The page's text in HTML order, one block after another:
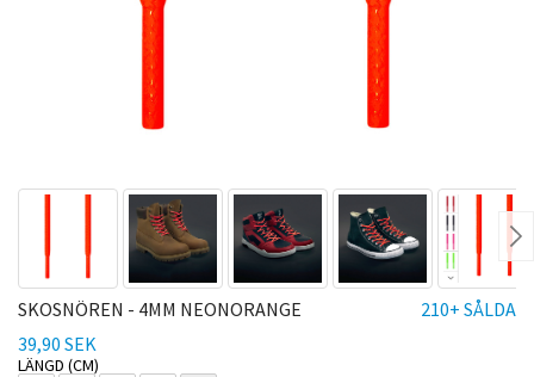
210+ SÅLDA
SKOSNÖREN - 4MM NEONORANGE
39,90 SEK
LÄNGD (CM)